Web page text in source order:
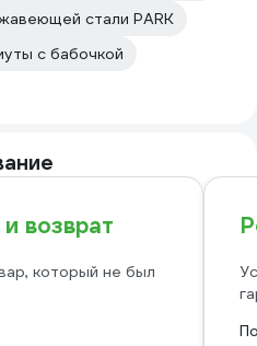
стали PARK
с бабочкой
возврат
который не был